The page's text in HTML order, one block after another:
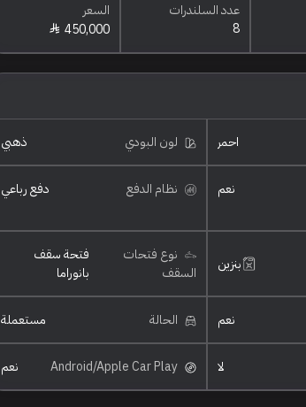
عدد السلندرات
8
السعر
450,000
احمر لون البودي ذهبي
نعم نظام الدفع دفع رباعي
بنزين
نوع فتحات
السقف
فتحة سقف
بانوراما
نعم الحالة مستعملة
لا نعم